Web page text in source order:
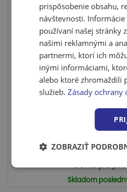
Skrutka na montáž okien -
Skrutka na montáž okien -
Cena po
Skladom
prispôsobenie obsahu,
návštevnosti. Informácie
používaní našej stránky
našimi reklamnými a
partnermi, ktorí ich
inými informáciami,
alebo ktoré zhromaždili
služieb.Zásady ochrany
ZOBRAZIŤ